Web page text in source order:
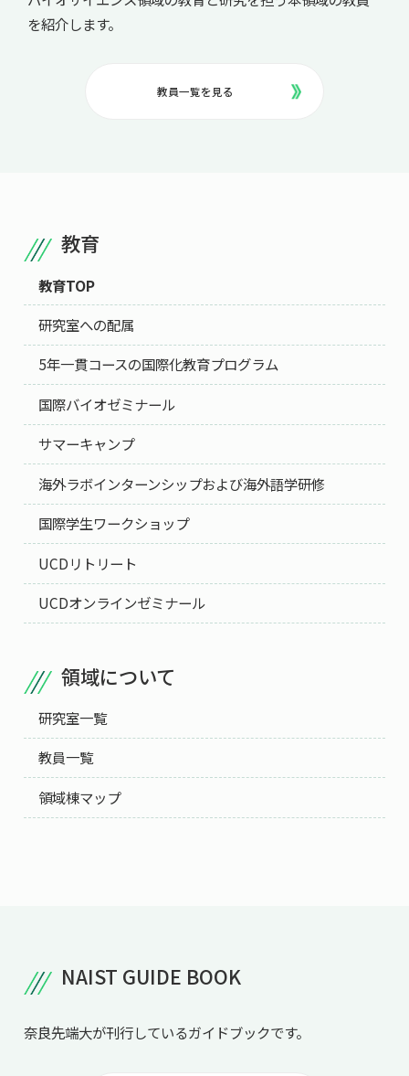
を紹介します。
教員一覧を見る
教育
教育TOP
研究室への配属
5年一貫コースの国際化教育プログラム
国際バイオゼミナール
サマーキャンプ
海外ラボインターンシップおよび海外語学研修
国際学生ワークショップ
UCDリトリート
UCDオンラインゼミナール
領域について
研究室一覧
教員一覧
領域棟マップ
NAIST GUIDE BOOK
奈良先端大が刊行しているガイドブックです。